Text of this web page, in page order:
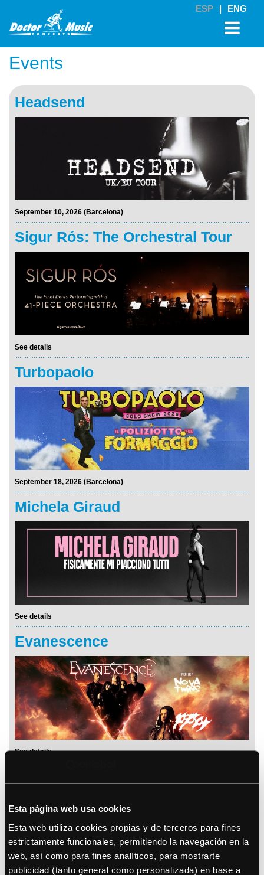
Esta página web usa cookies
Esta web utiliza cookies propias y de terceros para fines
estrictamente funcionales, permitiendo la navegación en la
web, así como para fines analíticos, para mostrarte
publicidad (tanto general como personalizada) en base a
Events
Headsend
September 10, 2026 (Barcelona)
Sigur Rós: The Orchestral Tour
See details
Turbopaolo
September 18, 2026 (Barcelona)
Michela Giraud
See details
Evanescence
See details
ESP | ENG